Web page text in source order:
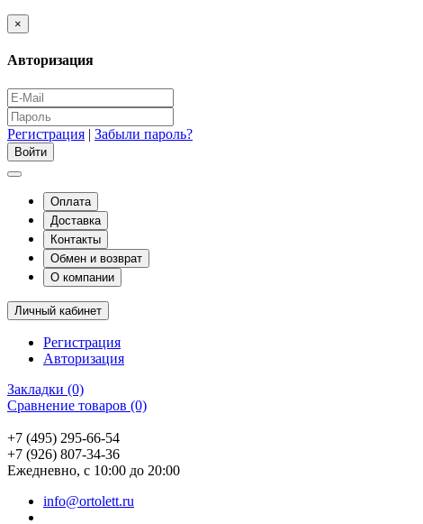
×
Авторизация
Регистрация | Забыли пароль?
Оплата
Доставка
Контакты
Обмен и возврат
О компании
Личный кабинет
Регистрация
Авторизация
Закладки (0)
Сравнение товаров (0)
+7 (495) 295-66-54
+7 (926) 807-34-36
Ежедневно, с 10:00 до 20:00
info@ortolett.ru